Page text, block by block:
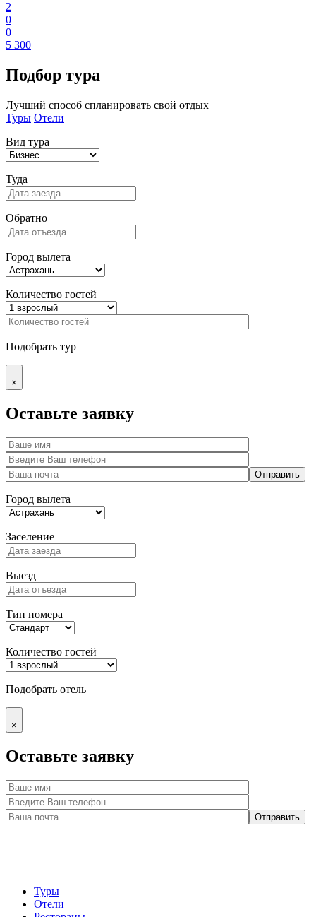
2
0
0
5 300
Подбор тура
Лучший способ спланировать свой отдых
Туры Отели
Вид тура
Туда
Обратно
Город вылета
Количество гостей
Подобрать тур
×
Оставьте заявку
Город вылета
Заселение
Выезд
Тип номера
Количество гостей
Подобрать отель
×
Оставьте заявку
Туры
Отели